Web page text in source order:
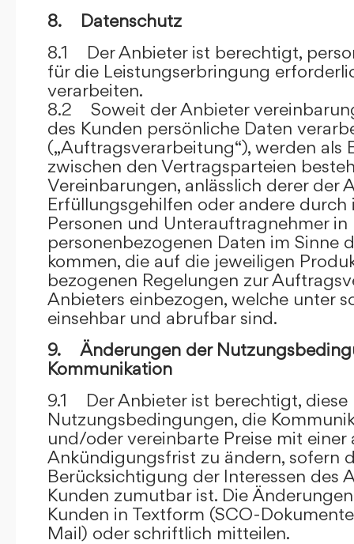
8. Datenschutz
8.1 Der Anbieter ist berechtigt,
für die Leistungserbringung
verarbeiten.
8.2 Soweit der Anbieter
des Kunden persönliche Daten
(„Auftragsverarbeitung“), werden als
zwischen den Vertragsparteien
Vereinbarungen, anlässlich derer der
Erfüllungsgehilfen oder andere
Personen und Unterauftragnehmer
personenbezogenen Daten im Sinne
kommen, die auf die jeweiligen
bezogenen Regelungen zur
Anbieters einbezogen, welche unter
einsehbar und abrufbar sind.
9. Änderungen der
Kommunikation
9.1 Der Anbieter ist berechtigt, diese
Nutzungsbedingungen, die
und/oder vereinbarte Preise mit einer
Ankündigungsfrist zu ändern, sofern
Berücksichtigung der Interessen des
Kunden zumutbar ist. Die
Kunden in Textform (SCO-
Mail) oder schriftlich mitteilen.